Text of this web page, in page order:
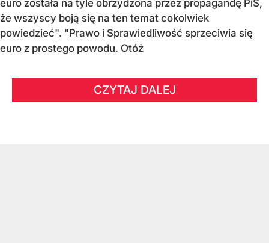
euro została na tyle obrzydzona przez propagandę PiS,
że wszyscy boją się na ten temat cokolwiek
powiedzieć". "Prawo i Sprawiedliwość sprzeciwia się
euro z prostego powodu. Otóż
CZYTAJ DALEJ